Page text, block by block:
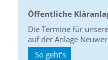
Öffentliche
Die Termine für
auf der Anlage
So geht's